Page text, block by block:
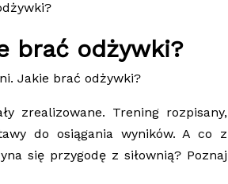
brać odżywki?
Jakie brać odżywki?
zrealizowane. Trening rozpisany,
do osiągania wyników. A co z
się przygodę z siłownią? Poznaj